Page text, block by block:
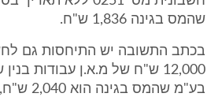
שהמס בגינה 1,836 ש"ח.
12,000 ש"ח של מ.א.ן עבודות
בע"מ